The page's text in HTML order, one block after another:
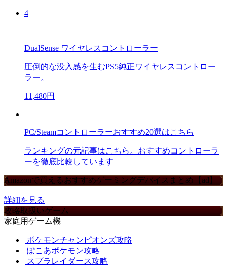
4
DualSense ワイヤレスコントローラー
圧倒的な没入感を生むPS5純正ワイヤレスコントロー
ラー。
11,480円
PC/Steamコントローラーおすすめ20選はこちら
ランキングの元記事はこちら。おすすめコントローラ
ーを徹底比較しています
Amazonで買えるおすすめゲーミングデバイスまとめ【ad】
詳細を見る
攻略取扱いゲーム
家庭用ゲーム機
ポケモンチャンピオンズ攻略
ぽこあポケモン攻略
スプラレイダース攻略